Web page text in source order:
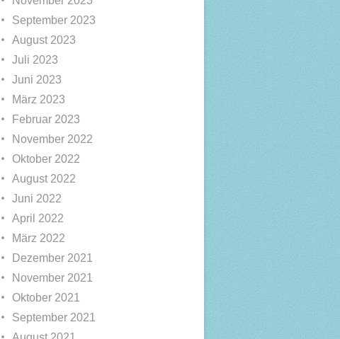
September 2023
August 2023
Juli 2023
Juni 2023
März 2023
Februar 2023
November 2022
Oktober 2022
August 2022
Juni 2022
April 2022
März 2022
Dezember 2021
November 2021
Oktober 2021
September 2021